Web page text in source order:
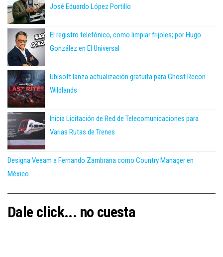
José Eduardo López Portillo
El registro telefónico, como limpiar frijoles; por Hugo
González en El Universal
Ubisoft lanza actualización gratuita para Ghost Recon
Wildlands
Inicia Licitación de Red de Telecomunicaciones para
Varias Rutas de Trenes
Designa Veeam a Fernando Zambrana como Country Manager en
México
Dale click... no cuesta